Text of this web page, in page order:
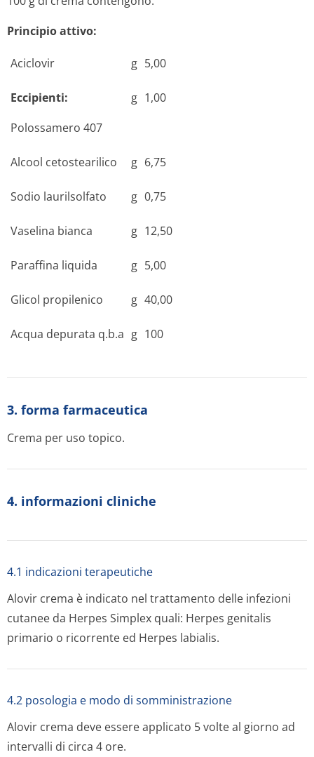
Principio attivo:
Aciclovir g 5,00
Eccipienti:
Polossamero 407
g 1,00
Alcool cetostearilico g 6,75
Sodio laurilsolfato g 0,75
Vaselina bianca g 12,50
Paraffina liquida g 5,00
Glicol propilenico g 40,00
Acqua depurata q.b.a g 100
3. forma farmaceutica
Crema per uso topico.
4. informazioni cliniche
4.1 indicazioni terapeutiche
Alovir crema è indicato nel trattamento delle infezioni
cutanee da Herpes Simplex quali: Herpes genitalis
primario o ricorrente ed Herpes labialis.
4.2 posologia e modo di somministrazione
Alovir crema deve essere applicato 5 volte al giorno ad
intervalli di circa 4 ore.